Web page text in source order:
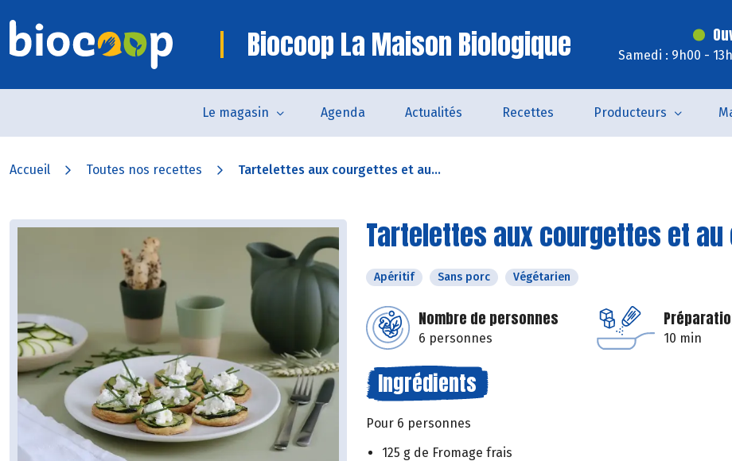
Biocoop La Maison Biologique Samedi : 9h00 -
Le magasin Agenda Actualités Recettes Producteurs
Accueil Toutes nos recettes Tartelettes aux courgettes et au...
Tartelettes aux courgettes et au
Apéritif Sans porc Végétarien
Nombre de personnes
6 personnes 10 min
Ingrédients
Pour 6 personnes
125 g de Fromage frais